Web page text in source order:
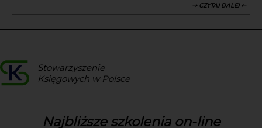
⇒ CZYTAJ DALEJ ⇐
Stowarzyszenie
Księgowych w Polsce
Najbliższe szkolenia on-line